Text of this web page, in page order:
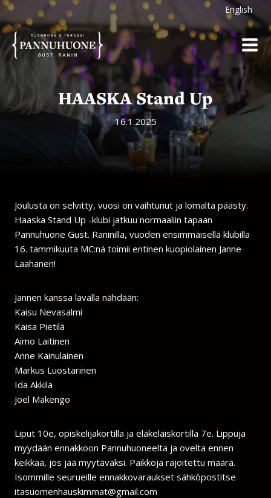
Siirry
sisältöön
English
HAASKA Stand Up
16.1.2025
Joulusta on selvitty, vuosi on vaihtunut ja lomalta päästy.
Haaska Stand Up -klubi jatkuu normaaliin tapaan
Pannuhuone Gust. Raninilla, vuoden ensimmäisellä klubilla
16. tammikuuta MC:nä toimii entinen kuopiolainen Janne
Laahanen!
Jannen kanssa lavalla nähdään:
Kaisu Nevasalmi
Kaisa Pietilä
Aimo Laitinen
Anne Kainulainen
Markus Luostarinen
Ida Akkila
Joel Makengo
Liput 10e, opiskelijakortilla ja eläkeläiskortilla 7e. Lippuja
myydään ennakkoon Pannuhuoneelta ja ovelta ennen
keikkaa, jos jää myytäväksi. Paikkoja rajoitettu määrä.
Isommille seurueille ennakkovaraukset sähköpostitse
itasuomenhauskimmat@gmail.com